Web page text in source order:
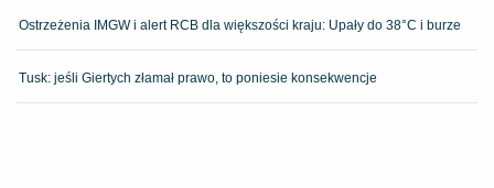
Ostrzeżenia IMGW i alert RCB dla większości kraju: Upały do 38°C i burze
Tusk: jeśli Giertych złamał prawo, to poniesie konsekwencje